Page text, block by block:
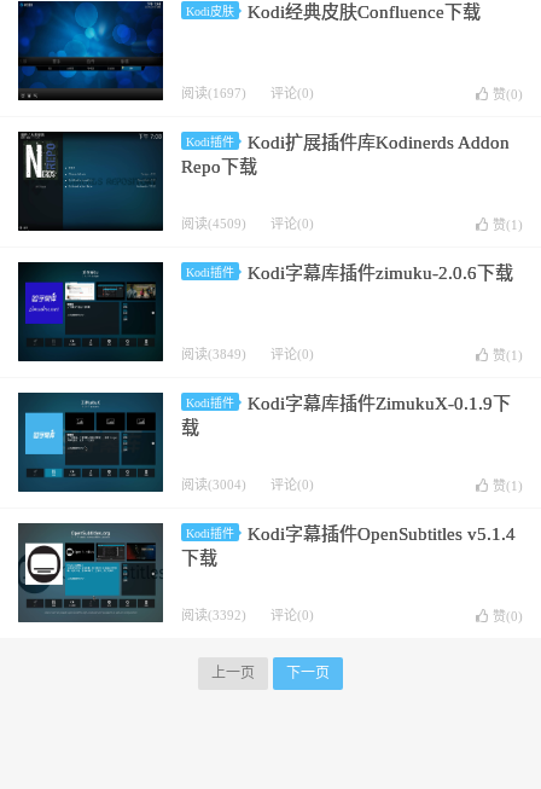
Kodi皮肤 Kodi经典皮肤Confluence下载
阅读(1697) 评论(0) 赞(0)
Kodi插件
Kodi扩展插件库Kodinerds Addon
Repo下载
阅读(4509) 评论(0) 赞(1 )
Kodi插件 Kodi字幕库插件zimuku-2.0.6下载
阅读(3849) 评论(0) 赞(1 )
Kodi插件
Kodi字幕库插件ZimukuX-0.1.9下
载
阅读(3004) 评论(0) 赞(1 )
Kodi插件
Kodi字幕插件OpenSubtitles v5.1.4
下载
阅读(3392) 评论(0) 赞(0)
上一页 下一页